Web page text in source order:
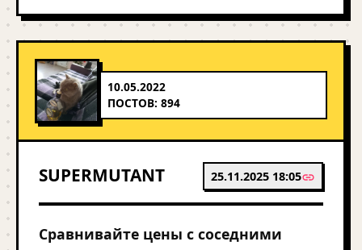
10.05.2022
ПОСТОВ: 894
SUPERMUTANT 25.11.2025 18:05
Сравнивайте цены с соседними